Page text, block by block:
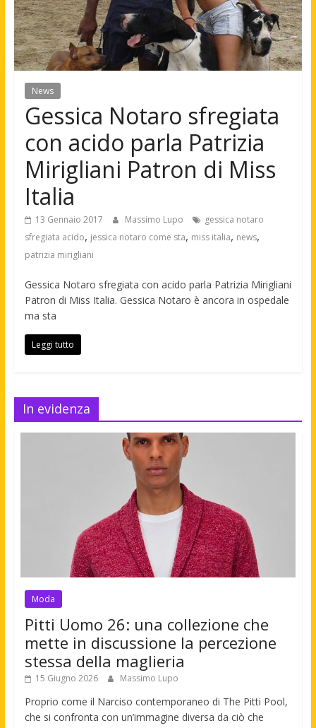
News
Gessica Notaro sfregiata
con acido parla Patrizia
Mirigliani Patron di Miss
Italia
13 Gennaio 2017 Massimo Lupo
gessica notaro
sfregiata acido, jessica notaro come sta, miss italia, news,
patrizia mirigliani
Gessica Notaro sfregiata con acido parla Patrizia Mirigliani
Patron di Miss Italia. Gessica Notaro è ancora in ospedale
ma sta
Leggi tutto
In evidenza
Moda
Pitti Uomo 26: una collezione che
mette in discussione la percezione
stessa della maglieria
15 Giugno 2026 Massimo Lupo
Proprio come il Narciso contemporaneo di The Pitti Pool,
che si confronta con un’immagine diversa da ciò che